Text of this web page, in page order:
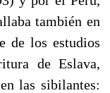
también en
de los estudios
de Eslava,
las sibilantes: